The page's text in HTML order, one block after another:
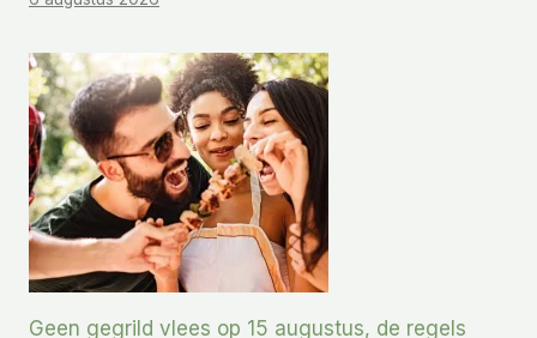
Geen gegrild vlees op 15 augustus, de regels